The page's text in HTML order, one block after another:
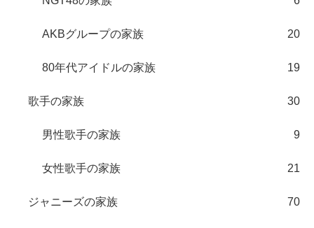
AKBグループの家族 20
80年代アイドルの家族 19
歌手の家族 30
男性歌手の家族 9
女性歌手の家族 21
ジャニーズの家族 70